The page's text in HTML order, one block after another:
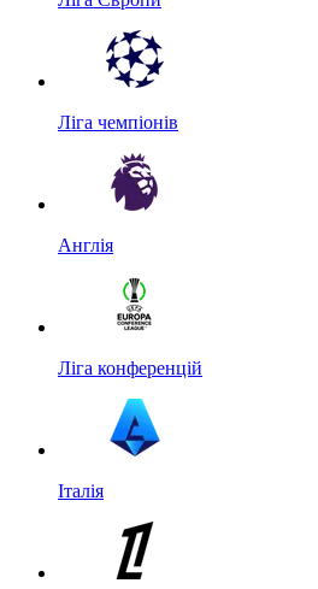
Ліга чемпіонів
Англія
Ліга конференцій
Італія